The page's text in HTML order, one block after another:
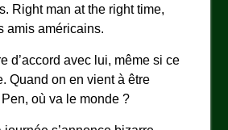
Right man at the right time,
amis américains.
d’accord avec lui, même si ce
Quand on en vient à être
où va le monde ?